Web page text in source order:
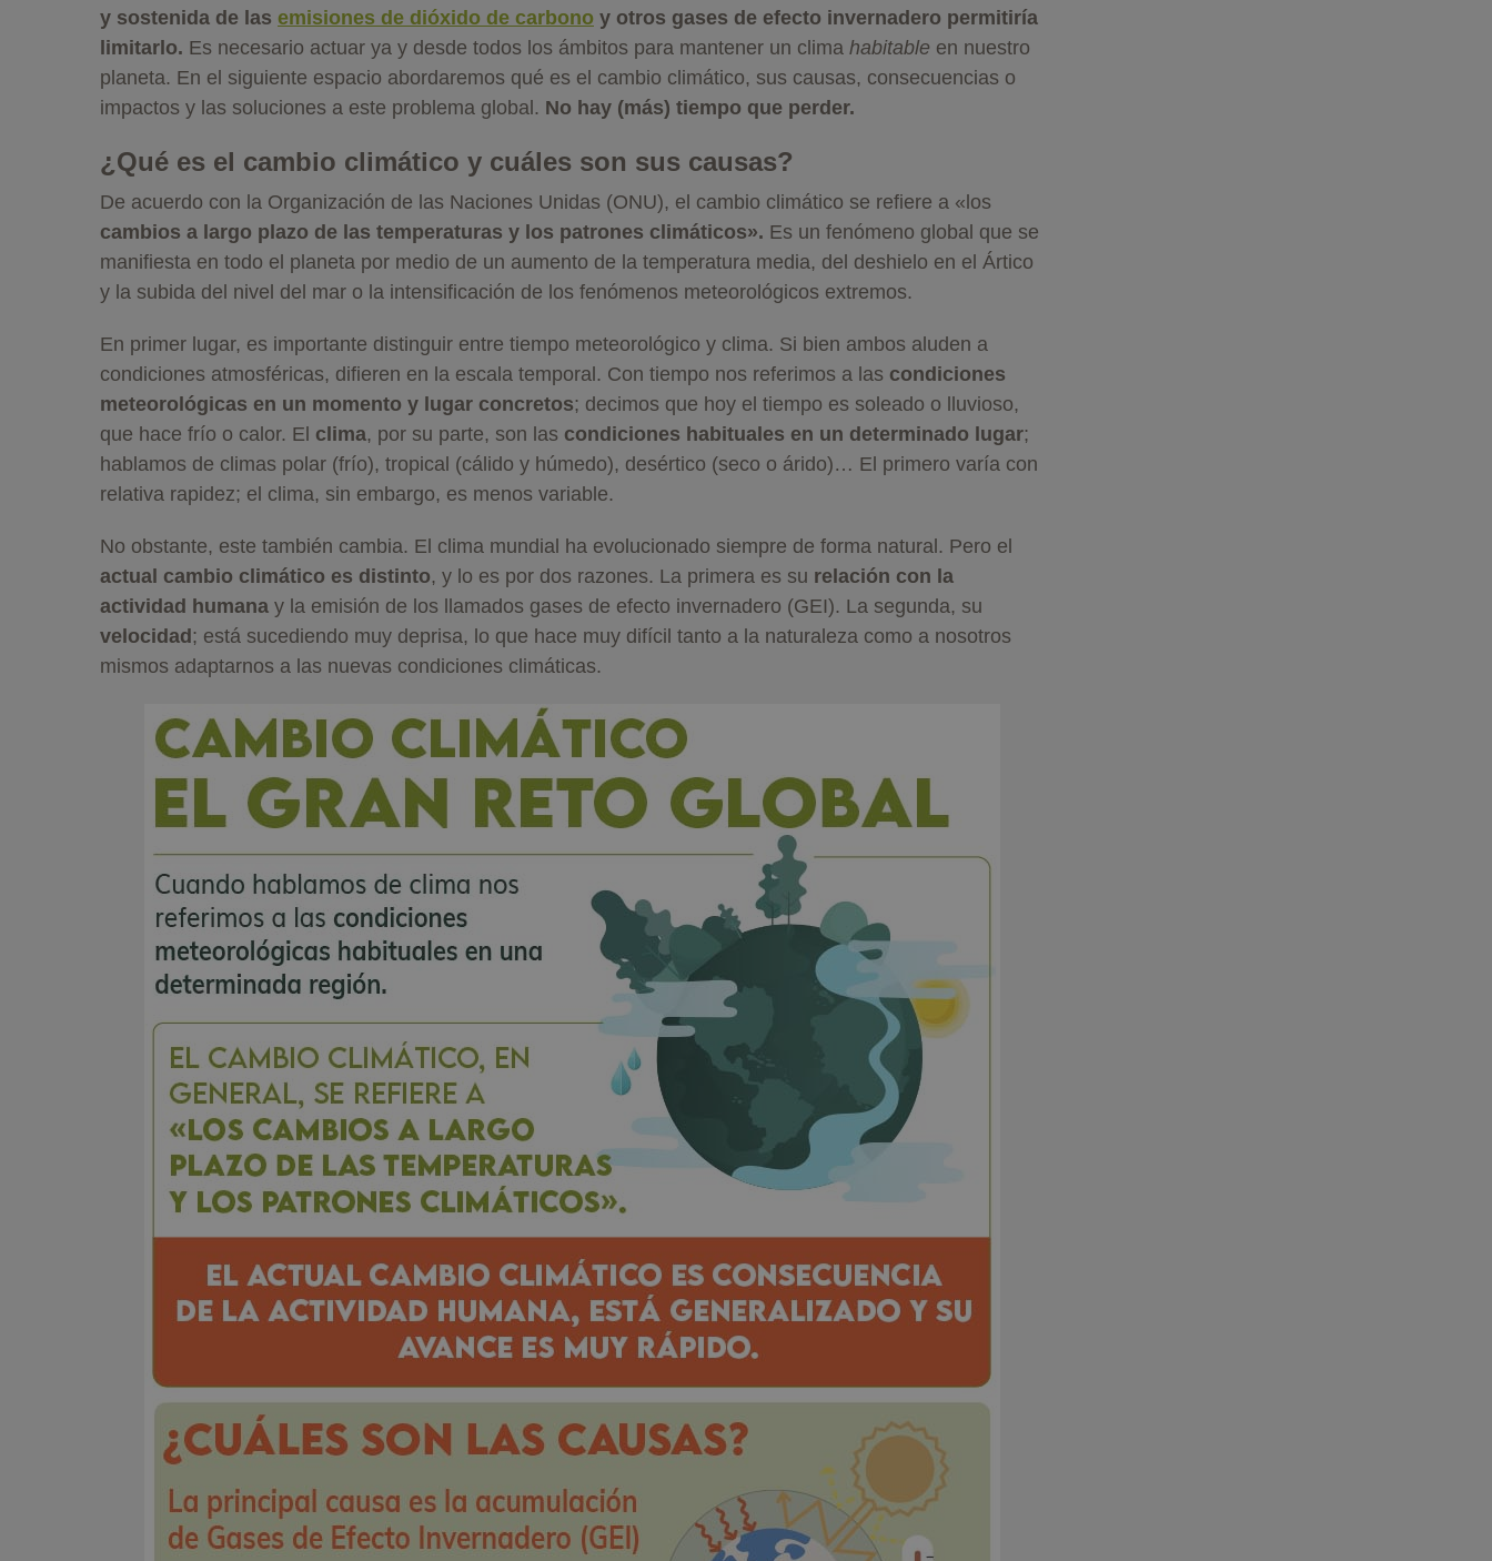
y sostenida de las emisiones de dióxido de carbono y otros gases de efecto invernadero permitiría
limitarlo. Es necesario actuar ya y desde todos los ámbitos para mantener un clima habitable en nuestro
planeta. En el siguiente espacio abordaremos qué es el cambio climático, sus causas, consecuencias o
impactos y las soluciones a este problema global. No hay (más) tiempo que perder.
¿Qué es el cambio climático y cuáles son sus causas?
De acuerdo con la Organización de las Naciones Unidas (ONU), el cambio climático se refiere a «los
cambios a largo plazo de las temperaturas y los patrones climáticos». Es un fenómeno global que se
manifiesta en todo el planeta por medio de un aumento de la temperatura media, del deshielo en el Ártico
y la subida del nivel del mar o la intensificación de los fenómenos meteorológicos extremos.
En primer lugar, es importante distinguir entre tiempo meteorológico y clima. Si bien ambos aluden a
condiciones atmosféricas, difieren en la escala temporal. Con tiempo nos referimos a las condiciones
meteorológicas en un momento y lugar concretos; decimos que hoy el tiempo es soleado o lluvioso,
que hace frío o calor. El clima, por su parte, son las condiciones habituales en un determinado lugar;
hablamos de climas polar (frío), tropical (cálido y húmedo), desértico (seco o árido)… El primero varía con
relativa rapidez; el clima, sin embargo, es menos variable.
No obstante, este también cambia. El clima mundial ha evolucionado siempre de forma natural. Pero el
actual cambio climático es distinto, y lo es por dos razones. La primera es su relación con la
actividad humana y la emisión de los llamados gases de efecto invernadero (GEI). La segunda, su
velocidad; está sucediendo muy deprisa, lo que hace muy difícil tanto a la naturaleza como a nosotros
mismos adaptarnos a las nuevas condiciones climáticas.